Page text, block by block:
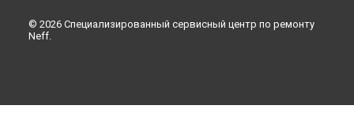
Ремонт теплообменника посудомоечной машины Neff в
Астрахани
© 2026 Специализированный сервисный центр по ремонту
Neff.